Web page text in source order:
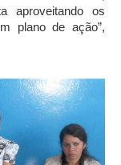
aproveitando os
plano de ação”,